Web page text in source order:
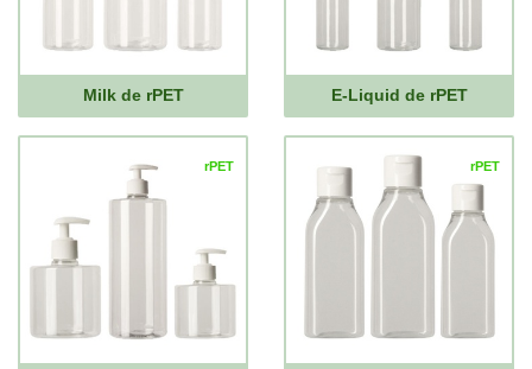
Milk de rPET E-Liquid de rPET
rPET rPET